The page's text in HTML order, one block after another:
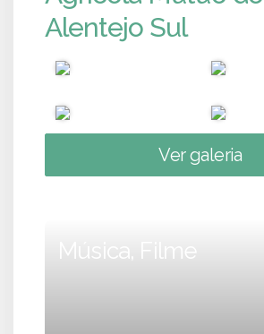
Alentejo Sul
Ver galeria
Música, Filme